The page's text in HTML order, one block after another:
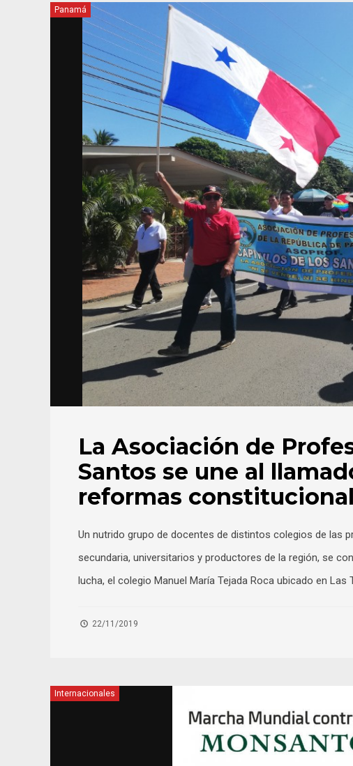
Panamá
La Asociación de
Santos se une al
reformas
Un nutrido grupo de docentes de distintos colegios de las
secundaria, universitarios y productores de la región, se
lucha, el colegio Manuel María Tejada Roca ubicado en
22/11/2019
Internacionales